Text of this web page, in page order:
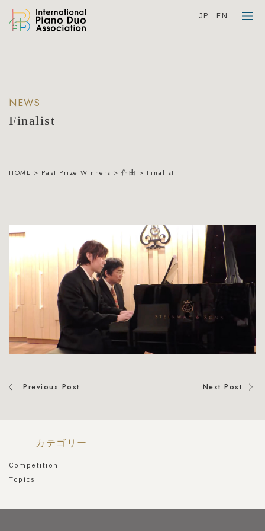
JP EN
NEWS
Finalist
HOME > Past Prize Winners > 作曲 > Finalist
Previous Post Next Post
カテゴリー
Competition
Topics